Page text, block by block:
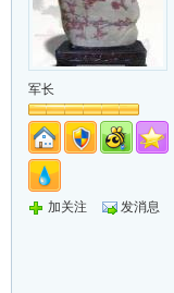
军长
加关注 发消息